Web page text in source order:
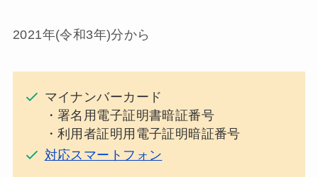
2021年(令和3年)分から
マイナンバーカード
・署名用電子証明書暗証番号
・利用者証明用電子証明暗証番号
対応スマートフォン